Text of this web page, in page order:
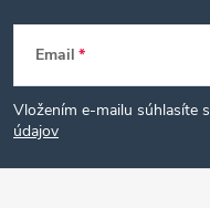
Z
á
p
Email
Vložením e-mailu súhlasíte s
údajov